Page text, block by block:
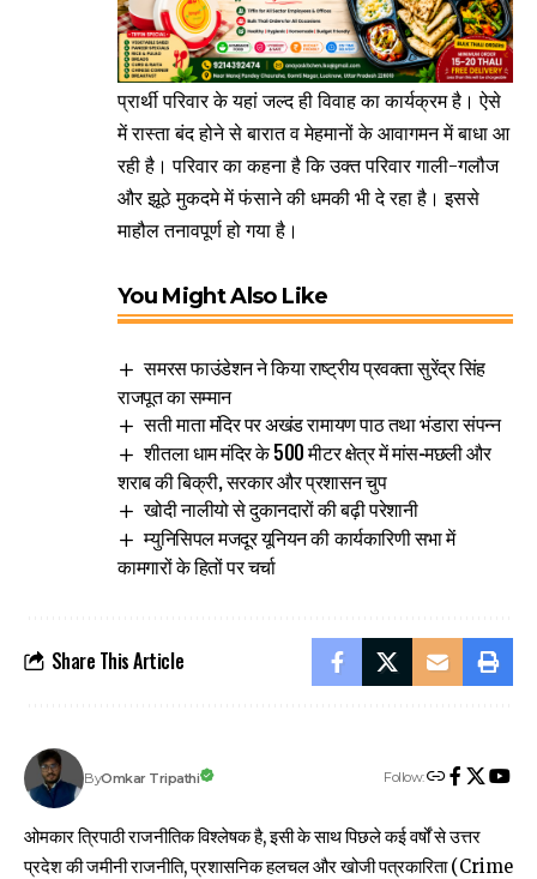
प्रार्थी परिवार के यहां जल्द ही विवाह का कार्यक्रम है। ऐसे
में रास्ता बंद होने से बारात व मेहमानों के आवागमन में बाधा आ
रही है। परिवार का कहना है कि उक्त परिवार गाली-गलौज
और झूठे मुकदमे में फंसाने की धमकी भी दे रहा है। इससे
माहौल तनावपूर्ण हो गया है।
You Might Also Like
समरस फाउंडेशन ने किया राष्ट्रीय प्रवक्ता सुरेंद्र सिंह
राजपूत का सम्मान
सती माता मंदिर पर अखंड रामायण पाठ तथा भंडारा संपन्न
शीतला धाम मंदिर के 500 मीटर क्षेत्र में मांस-मछली और
शराब की बिक्री, सरकार और प्रशासन चुप
खोदी नालीयो से दुकानदारों की बढ़ी परेशानी
म्युनिसिपल मजदूर यूनियन की कार्यकारिणी सभा में
कामगारों के हितों पर चर्चा
Share This Article
ByOmkar Tripathi Follow:
ओमकार त्रिपाठी राजनीतिक विश्लेषक है, इसी के साथ पिछले कई वर्षों से उत्तर
प्रदेश की जमीनी राजनीति, प्रशासनिक हलचल और खोजी पत्रकारिता (Crime